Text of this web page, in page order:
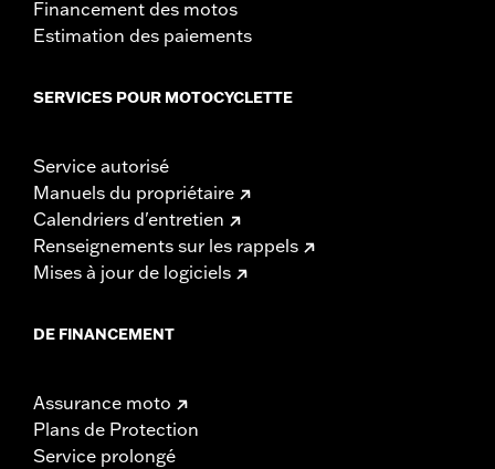
Financement des motos
Estimation des paiements
SERVICES POUR MOTOCYCLETTE
Service autorisé
Manuels du propriétaire
Calendriers d'entretien
Renseignements sur les rappels
Mises à jour de logiciels
DE FINANCEMENT
Assurance moto
Plans de Protection
Service prolongé